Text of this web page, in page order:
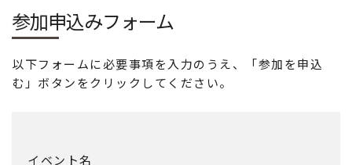
参加申込みフォーム
以下フォームに必要事項を入力のうえ、「参加を申込
む」ボタンをクリックしてください。
イベント名